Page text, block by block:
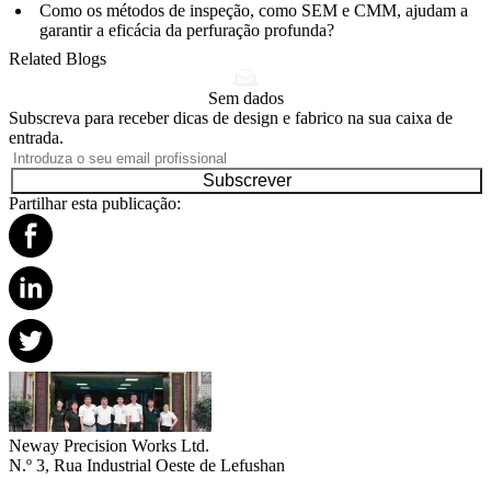
Como os métodos de inspeção, como SEM e CMM, ajudam a
garantir a eficácia da perfuração profunda?
Related Blogs
Sem dados
Subscreva para receber dicas de design e fabrico na sua caixa de
entrada.
Subscrever
Partilhar esta publicação:
Neway Precision Works Ltd.
N.º 3, Rua Industrial Oeste de Lefushan